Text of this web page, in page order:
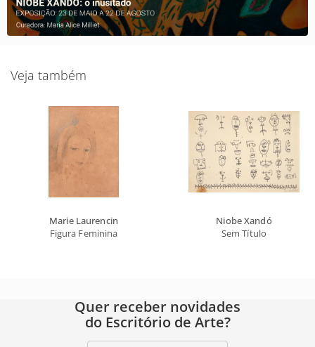
Veja também
Marie Laurencin
Figura Feminina
Niobe Xandó
Sem Título
Quer receber novidades
do Escritório de Arte?